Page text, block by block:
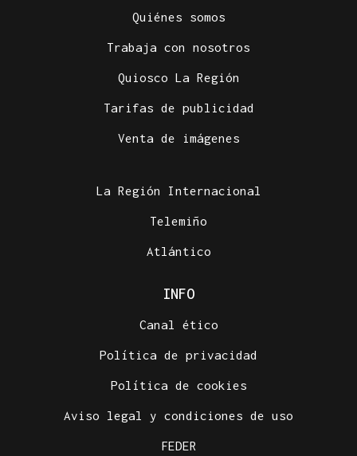
Quiénes somos
Trabaja con nosotros
Quiosco La Región
Tarifas de publicidad
Venta de imágenes
La Región Internacional
Telemiño
Atlántico
INFO
Canal ético
Política de privacidad
Política de cookies
Aviso legal y condiciones de uso
FEDER